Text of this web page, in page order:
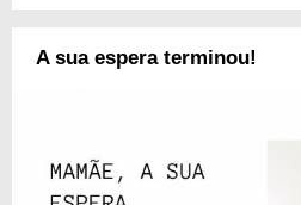
A sua espera terminou!